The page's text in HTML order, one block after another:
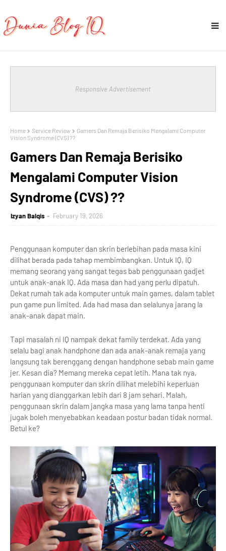
Responsive Advertisement
Home Service Review
Gamers Dan Remaja Berisiko Mengalami Computer
Vision Syndrome (CVS) ??
Gamers Dan Remaja Berisiko
Mengalami Computer Vision
Syndrome (CVS) ??
Izyan Balqis February 19, 2026
Penggunaan komputer dan skrin berlebihan pada masa kini
dilihat berada pada tahap membimbangkan. Untuk IQ, IQ
memang seorang yang sangat tegas bab penggunaan gadjet
untuk anak-anak IQ. Ada masa dan had yang perlu dipatuh.
Dekat rumah tak ada komputer untuk main games, dalam tablet
pun game pun limited. Ada had masa dan selalunya jarang la
anak-anak dapat main.
Tapi masalah ni IQ nampak dekat family terdekat. Ada yang
selalu bagi anak handphone dan ada anak-anak remaja yang
langsung tak berenggang dengan handphone sebab main game
jer. Kesan dia? Memang mereka cepat letih. Mana tak nya,
penggunaan komputer dan skrin dilihat melebihi keperluan
harian yang dianggarkan lebih dari 8 jam sehari. Malah,
penggunaan skrin dalam jangka masa yang lama tanpa henti
jugak boleh menyebabkan keadaan postur badan tidak normal.
Betul ke?